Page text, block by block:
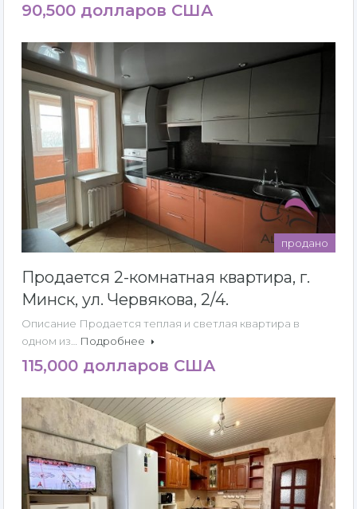
90,500 долларов США
продано
Продается 2-комнатная квартира, г.
Минск, ул. Червякова, 2/4.
Описание Продается теплая и светлая квартира в
одном из…
Подробнее
115,000 долларов США